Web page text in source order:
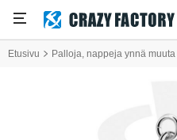
Etusivu Palloja, nappeja ynnä muuta